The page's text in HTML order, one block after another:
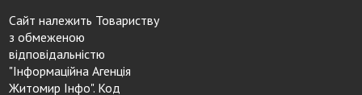
Сайт належить Товариству
з обмеженою
відповідальністю
"Інформаційна Агенція
Житомир Інфо". Код